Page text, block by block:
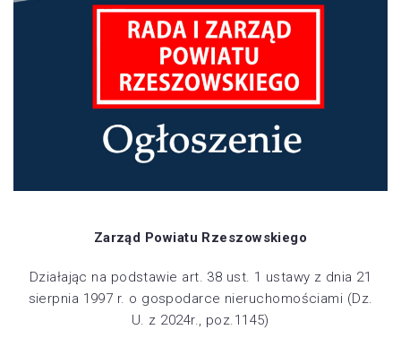
Zarząd Powiatu Rzeszowskiego
Działając na podstawie art. 38 ust. 1 ustawy z dnia 21
sierpnia 1997 r. o gospodarce nieruchomościami (Dz.
U. z 2024r., poz.1145)